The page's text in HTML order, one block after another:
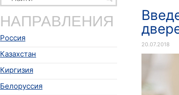
НАПРАВЛЕНИЯ
Россия
Казахстан
Киргизия
Белоруссия
20.07.2018